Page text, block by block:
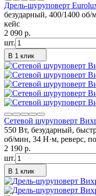
Дрель-шуруповерт
безударный, 400/1400
кейс
2 090 p.
шт.
В 1 клик
Сетевой шуруповерт
550 Вт, безударный,
об/мин, 34 Н·м, реверс,
2 190 p.
шт.
В 1 клик